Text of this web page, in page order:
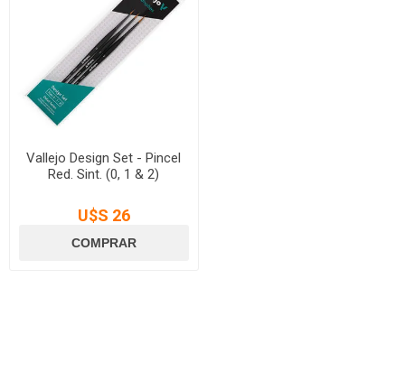
Vallejo Design Set - Pincel
Red. Sint. (0, 1 & 2)
U$S 26